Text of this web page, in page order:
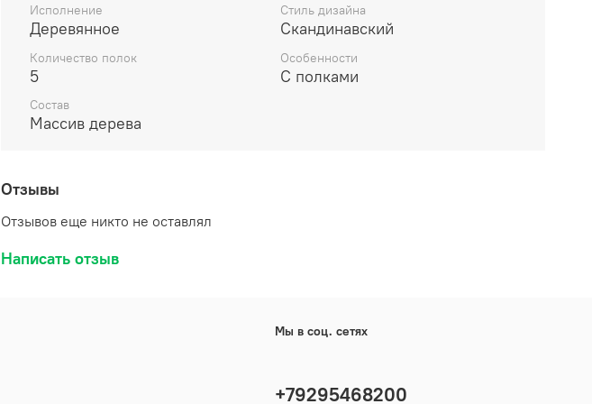
- Изготовлен из массива сосны. Дерево пропитано морилкой и покрыто
прозрачным лаком на водной основе.
- Задняя стенка стеллажа из ламинированного ХДФ.
- Съемные полки позволяют регулировать пространство.
- 1 несъемная полка для большей устойчивости.
Исполнение
Деревянное
Стиль дизайна
Скандинавский
Количество полок
5
Особенности
С полками
Состав
Массив дерева
Отзывы
Отзывов еще никто не оставлял
Написать отзыв
Мы в соц. сетях
+79295468200